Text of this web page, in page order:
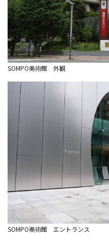
SOMPO美術館 外観
SOMPO美術館 エントランス